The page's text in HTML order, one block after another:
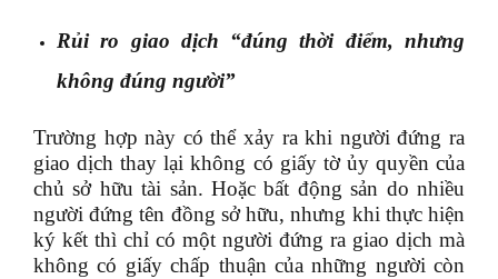
Rủi ro giao dịch “đúng thời điểm, nhưng
không đúng người”
Trường hợp này có thể xảy ra khi người đứng ra
giao dịch thay lại không có giấy tờ ủy quyền của
chủ sở hữu tài sản. Hoặc bất động sản do nhiều
người đứng tên đồng sở hữu, nhưng khi thực hiện
ký kết thì chỉ có một người đứng ra giao dịch mà
không có giấy chấp thuận của những người còn